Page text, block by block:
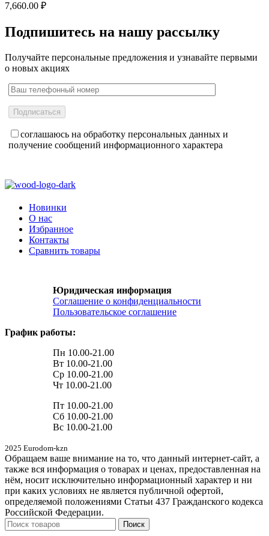
7,660.00 ₽
Подпишитесь на нашу рассылку
Получайте персональные предложения и узнавайте первыми
о новых акциях
соглашаюсь на обработку персональных данных и
получение сообщений информационного характера
Новинки
О нас
Избранное
Контакты
Сравнить товары
Юридическая информация
Соглашение о конфиденциальности
Пользовательское соглашение
График работы:
Пн 10.00-21.00
Вт 10.00-21.00
Ср 10.00-21.00
Чт 10.00-21.00
Пт 10.00-21.00
Сб 10.00-21.00
Вс 10.00-21.00
2025 Eurodom-kzn
Обращаем ваше внимание на то, что данный интернет-сайт, а
также вся информация о товарах и ценах, предоставленная на
нём, носит исключительно информационный характер и ни
при каких условиях не является публичной офертой,
определяемой положениями Статьи 437 Гражданского кодекса
Российской Федерации.
Поиск